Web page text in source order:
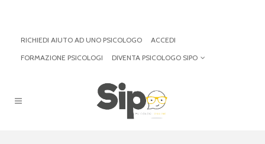
RICHIEDI AIUTO AD UNO PSICOLOGO
ACCEDI
FORMAZIONE PSICOLOGI
DIVENTA PSICOLOGO SIPO